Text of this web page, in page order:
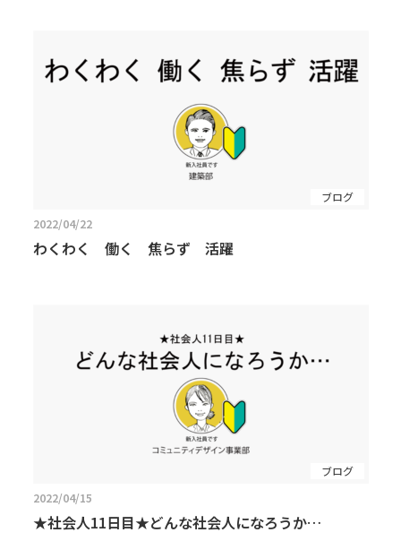
ブログ
2022/04/22
わくわく 働く 焦らず 活躍
ブログ
2022/04/15
★社会人11日目★どんな社会人になろうか…